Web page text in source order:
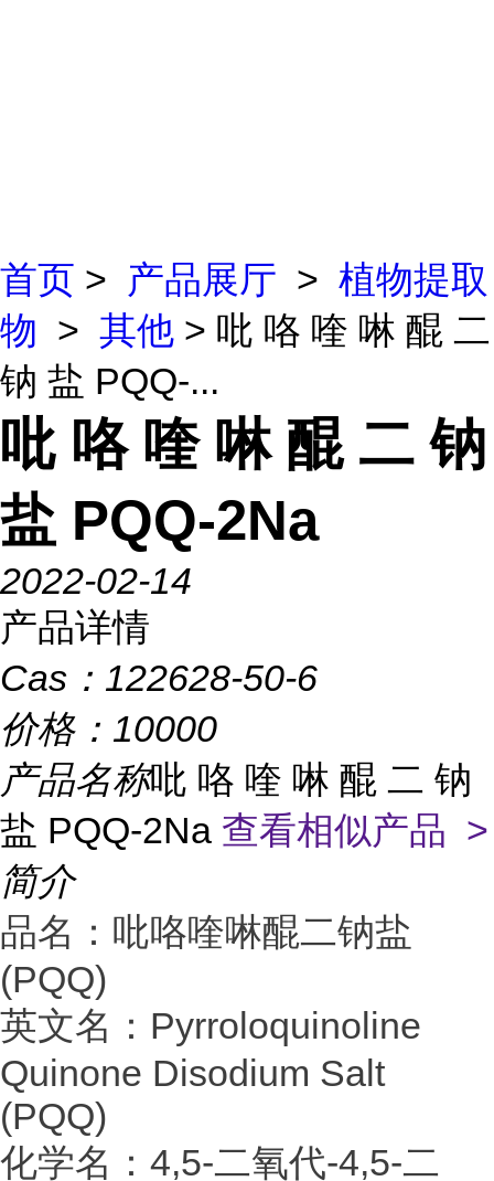
首页 > 产品展厅 > 植物提取
物 > 其他 > 吡 咯 喹 啉 醌 二
钠 盐 PQQ-...
吡 咯 喹 啉 醌 二 钠
盐 PQQ-2Na
2022-02-14
产品详情
Cas： 122628-50-6
价格： 10000
产品名称吡 咯 喹 啉 醌 二 钠
盐 PQQ-2Na 查看相似产品 >
简介
品名：吡咯喹啉醌二钠盐
(PQQ)
英文名：Pyrroloquinoline
Quinone Disodium Salt
(PQQ)
化学名：4,5-二氧代-4,5-二